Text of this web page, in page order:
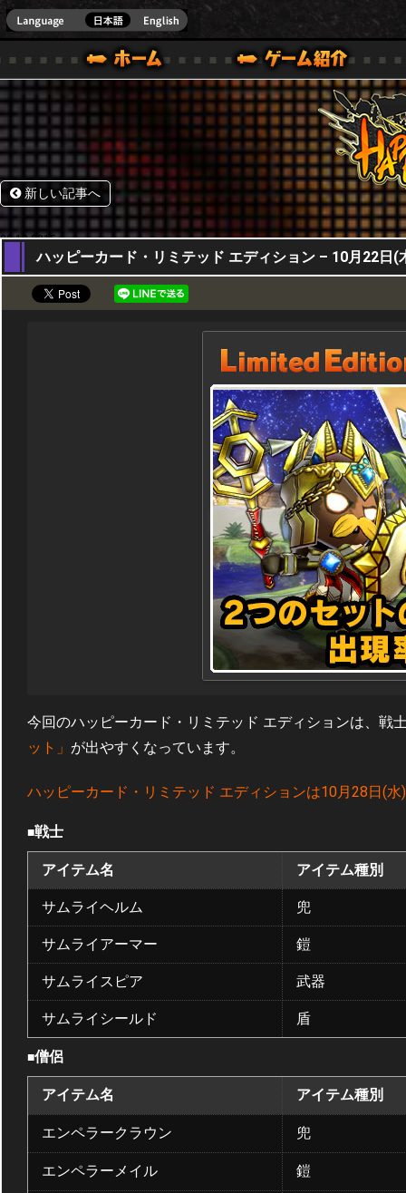
ONE VER.]
ガイド
ル｜HAPPY WARS(ハッピーウォーズ)公式サイト [ XBOX 360,XBOX ONE VER.]
サポート | HAPPY WARS(ハッピーウォーズ)公式サイ
新しい記事へ
22,10,2015
ハッピーカード・リミテッド エディション – 10月22日(
今回のハッピーカード・リミテッド エディションは、戦
ット」 が出やすくなっています。
ハッピーカード・リミテッド エディションは10月28日(水
■戦士
アイテム名 アイテム種別
サムライヘルム 兜
サムライアーマー 鎧
サムライスピア 武器
サムライシールド 盾
■僧侶
アイテム名 アイテム種別
エンペラークラウン 兜
エンペラーメイル 鎧